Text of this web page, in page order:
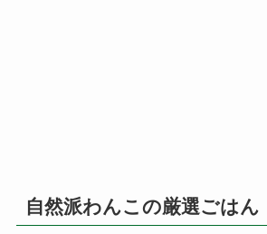
自然派わんこの厳選ごはん